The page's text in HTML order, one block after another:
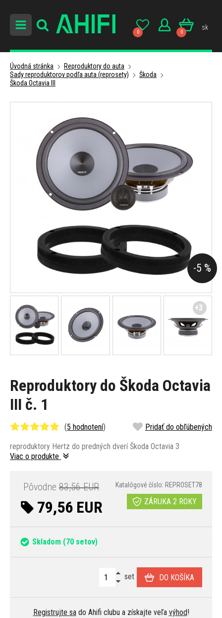
0 0
sk
Úvodná stránka
Reproduktory do auta
Sady reproduktorov podľa auta (reprosety)
Škoda
Škoda Octavia III
Reproduktory do Škoda Octavia
III č. 1
(5 hodnotení) Pridať do obľúbených
reproduktory Hertz do predných dverí Škoda Octavia 3
Viac o produkte
Pôvodne 83,56 EUR
79,56 EUR
Katalógové číslo: REPROSET78
ZÁRUKA 2 ROKY
Skladom (70 setov)
set DO KOŠÍKA
Registrujte sado Ahifi clubu a získajte veľa výhod!
-5 %
+3